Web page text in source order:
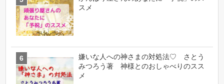
スメ
嫌いな人への神さまの対処法♡ さとう
みつろう著 神様とのおしゃべりのスス
メ